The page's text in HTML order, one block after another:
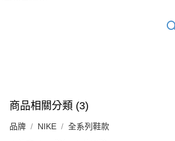
商品相關分類 (3)
品牌 NIKE 全系列鞋款